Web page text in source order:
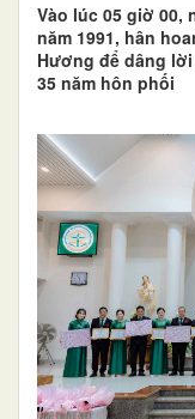
Vào lúc 05 giờ 00,
năm 1991, hân
Hương để dâng
35 năm hôn phối